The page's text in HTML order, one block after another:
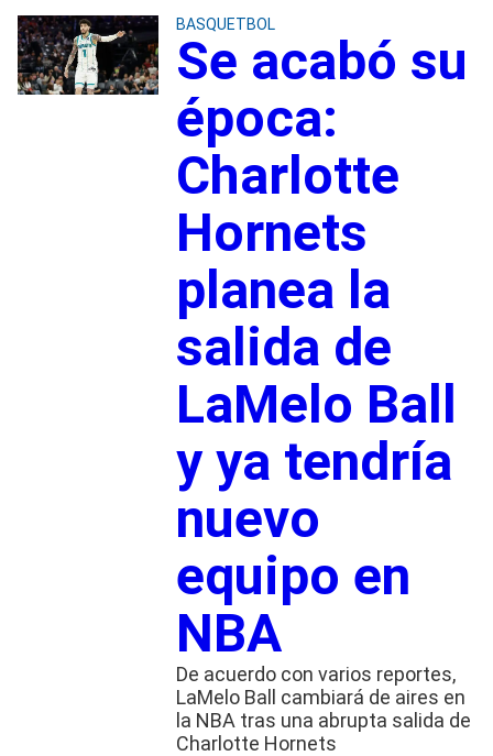
BASQUETBOL
Se acabó su
época:
Charlotte
Hornets
planea la
salida de
LaMelo Ball
y ya tendría
nuevo
equipo en
NBA
De acuerdo con varios reportes,
LaMelo Ball cambiará de aires en
la NBA tras una abrupta salida de
Charlotte Hornets